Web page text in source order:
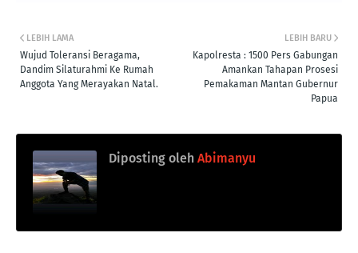
LEBIH BARU
Kapolresta : 1500 Pers Gabungan
Amankan Tahapan Prosesi
Pemakaman Mantan Gubernur
Papua
LEBIH LAMA
Wujud Toleransi Beragama,
Dandim Silaturahmi Ke Rumah
Anggota Yang Merayakan Natal.
Diposting oleh Abimanyu